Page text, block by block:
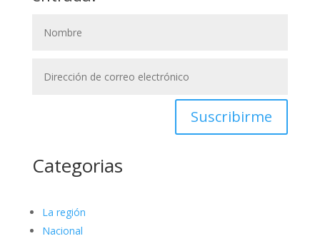
Suscribirme
Categorias
La región
Nacional